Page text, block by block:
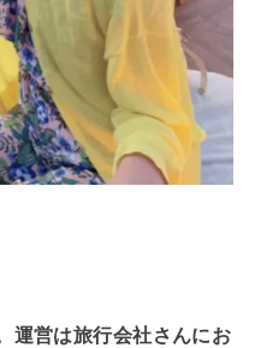
運営は旅行会社さんにお